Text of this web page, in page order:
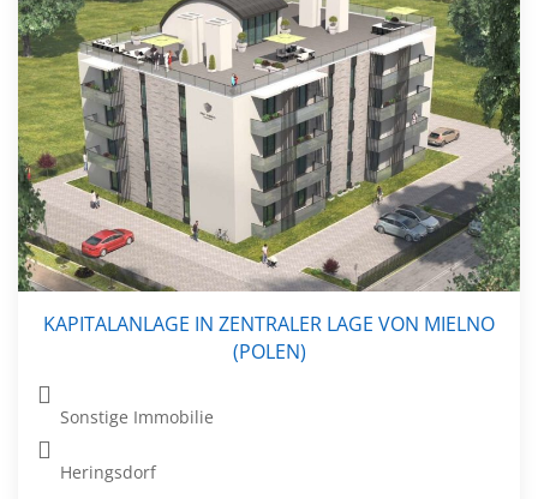
KAPITALANLAGE IN ZENTRALER LAGE VON MIELNO
(POLEN)
Sonstige Immobilie
Heringsdorf